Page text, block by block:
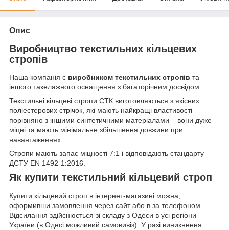
Опис
Виробництво текстильних кільцевих
стропів
Наша компанія є виробником текстильних стропів та
іншого такелажного оснащення з багаторічним досвідом.
Текстильні кільцеві стропи СТК виготовляються з якісних
поліестерових стрічок, які мають найкращі властивості
порівняно з іншими синтетичними матеріалами – вони дуже
міцні та мають мінімальне збільшення довжини при
навантаженнях.
Стропи мають запас міцності 7:1 і відповідають стандарту
ДСТУ EN 1492-1:2016.
Як купити текстильний кільцевий строп
Купити кільцевий строп в інтернет-магазині можна,
оформивши замовлення через сайт або в за телефоном.
Відсилання здійснюється зі складу з Одеси в усі регіони
України (в Одесі можливий самовивіз). У разі виникнення